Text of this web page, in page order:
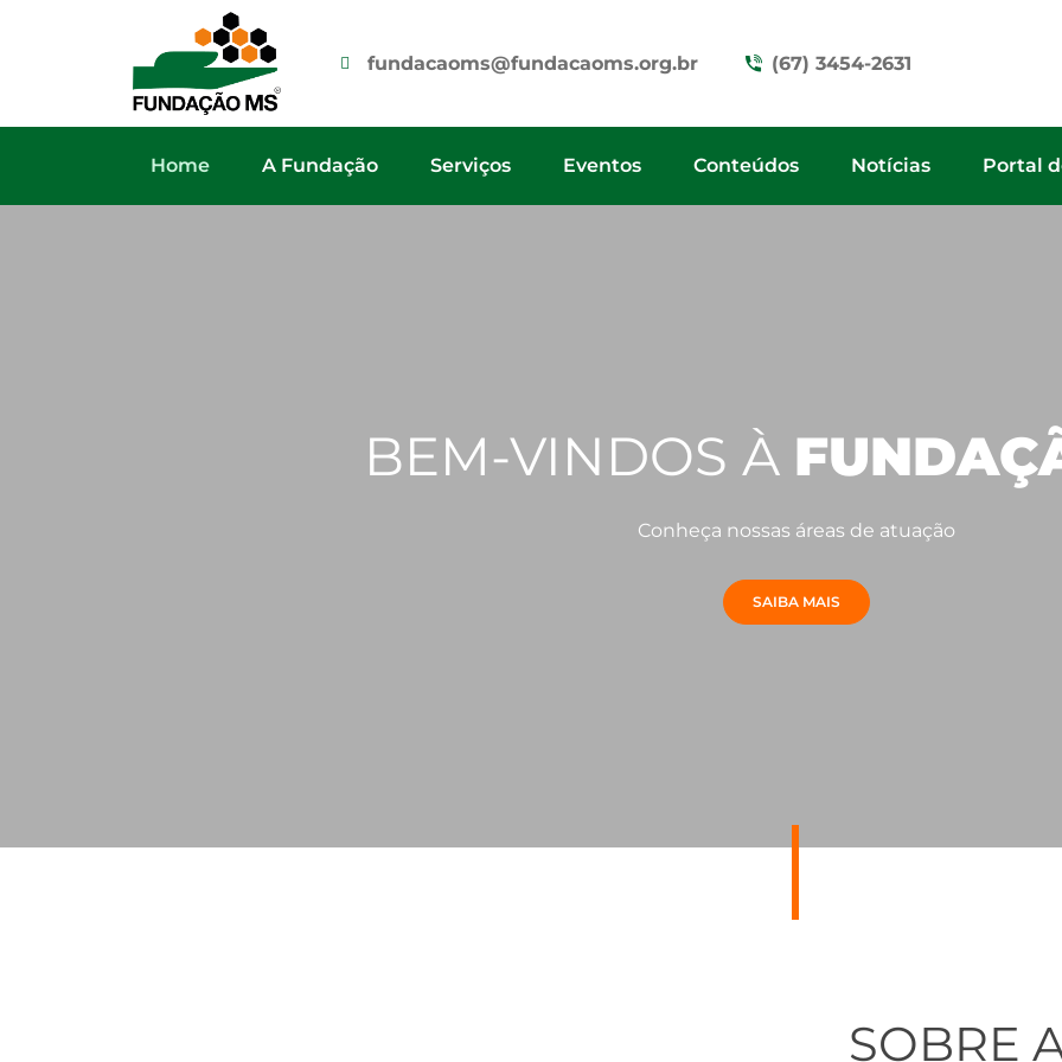
fundacaoms@fundacaoms.org.br (67) 3454-2631
Home A Fundação Serviços Eventos Conteúdos Notícias Portal
BEM-VINDOS À
Conheça nossas áreas de atuação
SAIBA MAIS
SOBRE